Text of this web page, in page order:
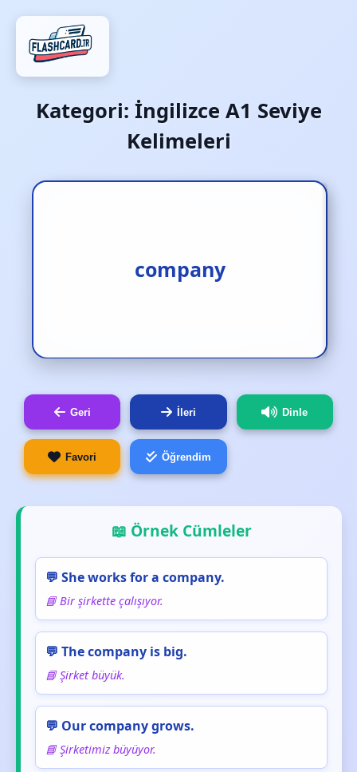
Kategori: İngilizce A1 Seviye
Kelimeleri
company
3.firma [i.]
Geri İleri Dinle
Favori Öğrendim
📖 Örnek Cümleler
💬 She works for a company.
📘 Bir şirkette çalışıyor.
💬 The company is big.
📘 Şirket büyük.
💬 Our company grows.
📘 Şirketimiz büyüyor.